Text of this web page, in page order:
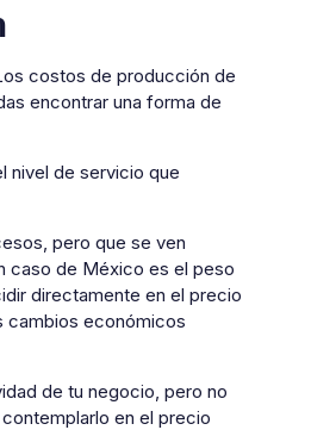
costos de producción de
encontrar una forma de
nivel de servicio que
pero que se ven
caso de México es el peso
directamente en el precio
cambios económicos
de tu negocio, pero no
en el precio